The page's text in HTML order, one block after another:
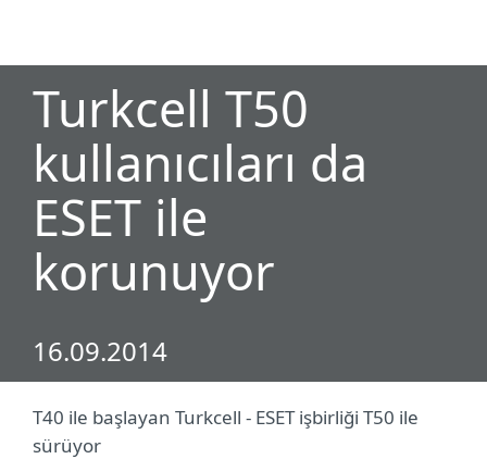
Turkcell T50
kullanıcıları da
ESET ile
korunuyor
16.09.2014
T40 ile başlayan Turkcell - ESET işbirliği T50 ile
sürüyor